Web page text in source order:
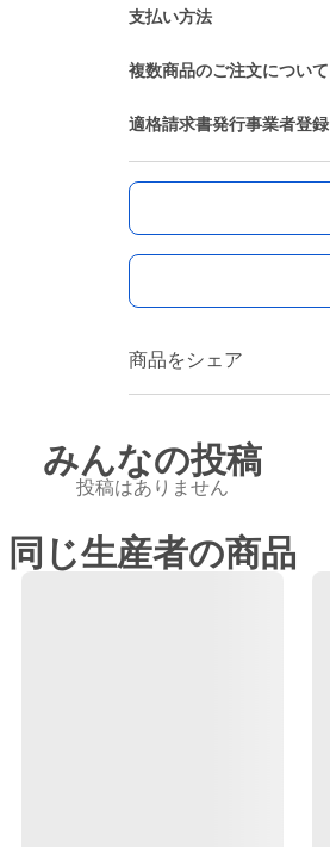
支払い方法
複数商品のご注文について
適格請求書発行事業者登録
商品をシェア
みんなの投稿
投稿はありません
同じ生産者の商品